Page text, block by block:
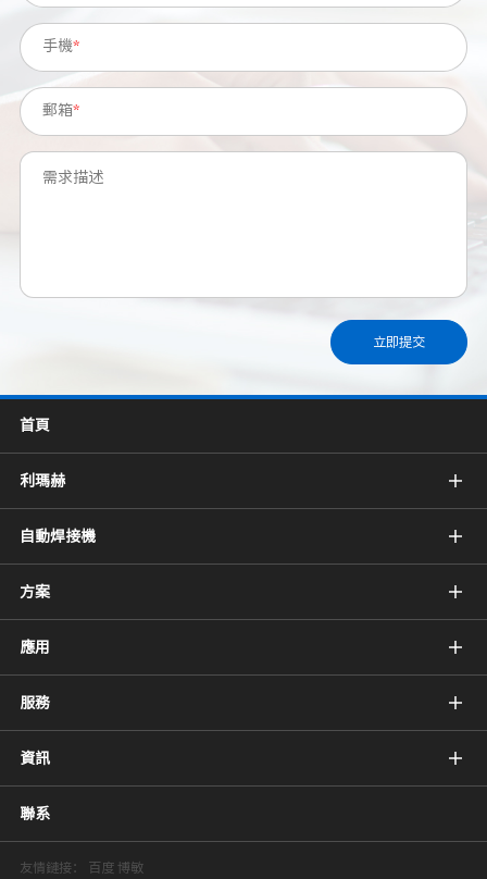
手機*
郵箱*
需求描述
立即提交
首頁
利瑪赫
自動焊接機
方案
應用
服務
資訊
聯系
友情鏈接： 百度 博敏